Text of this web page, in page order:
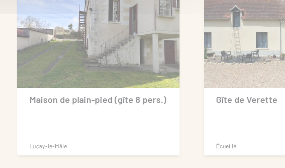
Maison de plain-pied (gîte 8 pers.)
Luçay-le-Mâle
Gîte de Verette
Écueillé